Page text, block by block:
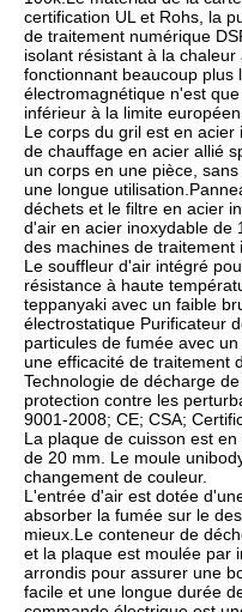
certification UL et Rohs, la
de traitement numérique
isolant résistant à la
fonctionnant beaucoup plus
électromagnétique n'est
inférieur à la limite
Le corps du gril est en
de chauffage en acier allié
un corps en une pièce,
une longue
déchets et le filtre en acier
d'air en acier inoxydable de
des machines de traitement
Le souffleur d'air intégré
résistance à haute
teppanyaki avec un faible
électrostatique Purificateur
particules de fumée avec
une efficacité de traitement
Technologie de décharge
protection contre les
9001-2008; CE; CSA;
La plaque de cuisson est
de 20 mm. Le moule
changement de couleur.
L'entrée d'air est dotée
absorber la fumée sur le
mieux.Le conteneur de
et la plaque est moulée par
arrondis pour assurer une
facile et une longue durée